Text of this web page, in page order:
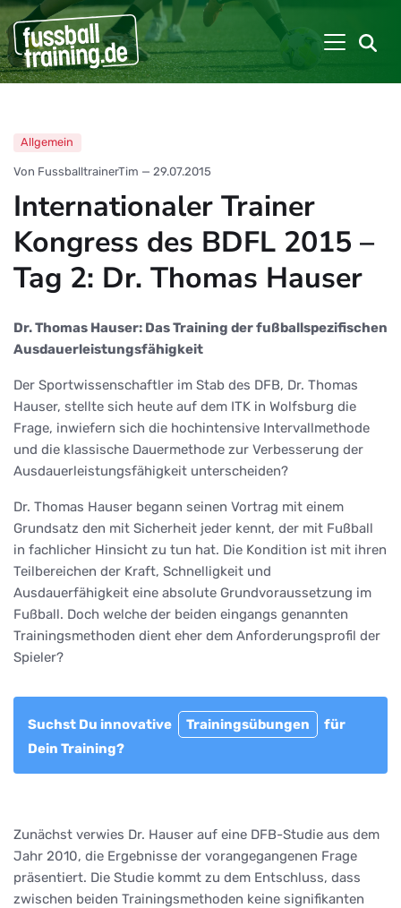
Allgemein
Von FussballtrainerTim — 29.07.2015
Internationaler Trainer
Kongress des BDFL 2015 –
Tag 2: Dr. Thomas Hauser
Dr. Thomas Hauser: Das Training der fußballspezifischen
Ausdauerleistungsfähigkeit
Der Sportwissenschaftler im Stab des DFB, Dr. Thomas
Hauser, stellte sich heute auf dem ITK in Wolfsburg die
Frage, inwiefern sich die hochintensive Intervallmethode
und die klassische Dauermethode zur Verbesserung der
Ausdauerleistungsfähigkeit unterscheiden?
Dr. Thomas Hauser begann seinen Vortrag mit einem
Grundsatz den mit Sicherheit jeder kennt, der mit Fußball
in fachlicher Hinsicht zu tun hat. Die Kondition ist mit ihren
Teilbereichen der Kraft, Schnelligkeit und
Ausdauerfähigkeit eine absolute Grundvoraussetzung im
Fußball. Doch welche der beiden eingangs genannten
Trainingsmethoden dient eher dem Anforderungsprofil der
Spieler?
Suchst Du innovative Trainingsübungen
für
Dein Training?
Zunächst verwies Dr. Hauser auf eine DFB-Studie aus dem
Jahr 2010, die Ergebnisse der vorangegangenen Frage
präsentiert. Die Studie kommt zu dem Entschluss, dass
zwischen beiden Trainingsmethoden keine signifikanten